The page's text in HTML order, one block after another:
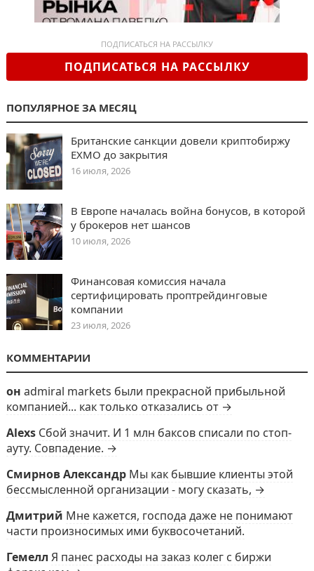
ПОДПИСАТЬСЯ НА РАССЫЛКУ
ПОДПИСАТЬСЯ НА РАССЫЛКУ
ПОПУЛЯРНОЕ ЗА МЕСЯЦ
Британские санкции довели криптобиржу
EXMO до закрытия
16 июля, 2026
В Европе началась война бонусов, в которой
у брокеров нет шансов
10 июля, 2026
Финансовая комиссия начала
сертифицировать проптрейдинговые
компании
23 июля, 2026
КОММЕНТАРИИ
он admiral markets были прекрасной прибыльной
компанией... как только отказались от →
Alexs Сбой значит. И 1 млн баксов списали по стоп-
ауту. Совпадение. →
Смирнов Александр Мы как бывшие клиенты этой
бессмысленной организации - могу сказать, →
Дмитрий Мне кажется, господа даже не понимают
части произносимых ими буквосочетаний.
Гемелл Я панес расходы на заказ колег с биржи